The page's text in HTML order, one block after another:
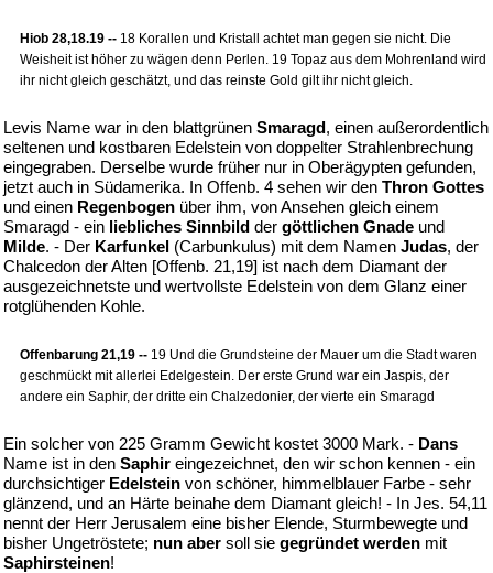
Hiob 28,18.19 -- 18 Korallen und Kristall achtet man gegen sie nicht. Die
Weisheit ist höher zu wägen denn Perlen. 19 Topaz aus dem Mohrenland wird
ihr nicht gleich geschätzt, und das reinste Gold gilt ihr nicht gleich.
Levis Name war in den blattgrünen Smaragd, einen außerordentlich
seltenen und kostbaren Edelstein von doppelter Strahlenbrechung
eingegraben. Derselbe wurde früher nur in Oberägypten gefunden,
jetzt auch in Südamerika. In Offenb. 4 sehen wir den Thron Gottes
und einen Regenbogen über ihm, von Ansehen gleich einem
Smaragd - ein liebliches Sinnbild der göttlichen Gnade und
Milde. - Der Karfunkel (Carbunkulus) mit dem Namen Judas, der
Chalcedon der Alten [Offenb. 21,19] ist nach dem Diamant der
ausgezeichnetste und wertvollste Edelstein von dem Glanz einer
rotglühenden Kohle.
Offenbarung 21,19 -- 19 Und die Grundsteine der Mauer um die Stadt waren
geschmückt mit allerlei Edelgestein. Der erste Grund war ein Jaspis, der
andere ein Saphir, der dritte ein Chalzedonier, der vierte ein Smaragd
Ein solcher von 225 Gramm Gewicht kostet 3000 Mark. - Dans
Name ist in den Saphir eingezeichnet, den wir schon kennen - ein
durchsichtiger Edelstein von schöner, himmelblauer Farbe - sehr
glänzend, und an Härte beinahe dem Diamant gleich! - In Jes. 54,11
nennt der Herr Jerusalem eine bisher Elende, Sturmbewegte und
bisher Ungetröstete; nun aber soll sie gegründet werden mit
Saphirsteinen!